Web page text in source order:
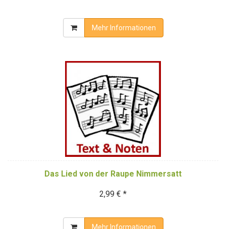
Mehr Informationen
Das Lied von der Raupe Nimmersatt
2,99 € *
Mehr Informationen